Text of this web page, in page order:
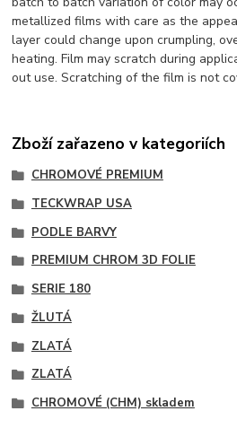
metallized films with care as the
layer could change upon crumpling,
heating. Film may scratch during
out use. Scratching of the film is not
Zboží zařazeno v kategoriích
CHROMOVÉ PREMIUM
TECKWRAP USA
PODLE BARVY
PREMIUM CHROM 3D FOLIE
SERIE 180
ŽLUTÁ
ZLATÁ
ZLATÁ
CHROMOVÉ (CHM) skladem